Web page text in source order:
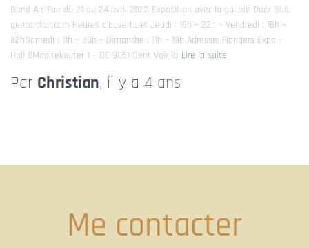
Gand Art Fair du 21 au 24 avril 2022 Exposition avec la galerie Dock Sud
gentartfair.com Heures d’ouverture: Jeudi : 16h – 22h – Vendredi : 16h –
22hSamedi : 11h – 20h – Dimanche : 11h – 19h Adresse: Flanders Expo –
Hall 8Maaltekouter 1 – BE-9051 Gent Voir la Lire la suite
Par Christian, il y a 4 ans
Me contacter